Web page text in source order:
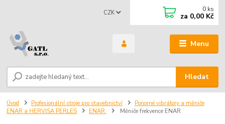
Menu
CZK
Hledat
0 ks
za 0,00 Kč
Úvod Profesionální stroje pro stavebnictví
Ponorné vibrátory a měniče
ENAR a HERVISA PERLES
ENAR Měniče frekvence ENAR